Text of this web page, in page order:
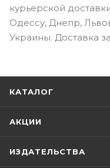
курьерской
Одессу, Днепр,
Украины. Доставка
КАТАЛОГ
АКЦИИ
ИЗДАТЕЛЬСТВА